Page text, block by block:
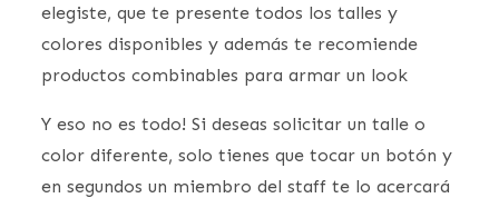
elegiste, que te presente todos los talles y
colores disponibles y además te recomiende
productos combinables para armar un look
Y eso no es todo! Si deseas solicitar un talle o
color diferente, solo tienes que tocar un botón y
en segundos un miembro del staff te lo acercará